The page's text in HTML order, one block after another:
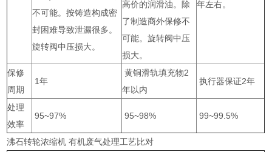
不可能。按铸造构成密
封困难导致泄漏很多。
旋转阀中压损大。
高价的润滑油。除
了制造商外保修不
可能。旋转阀中压
损大。
年左右。
保修
周期
1年
黄铜滑轨填充物2
年以内
执行器保证2年
处理
效率
95~97% 95~98% 99~99.5%
沸石转轮浓缩机 有机废气处理工艺比对